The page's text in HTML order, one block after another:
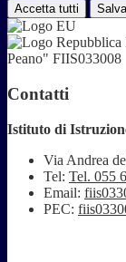
Accetta tutti
Peano" FIIS033008
Contatti
Istituto di
Via Andrea
Tel: Tel. 055
Email:
PEC: